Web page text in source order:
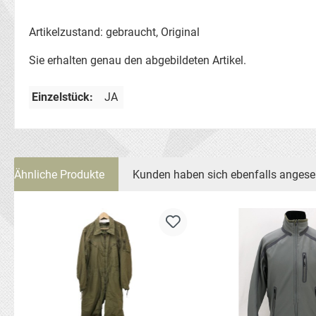
Artikelzustand: gebraucht, Original
Sie erhalten genau den abgebildeten Artikel.
Einzelstück: JA
Ähnliche Produkte Kunden haben sich ebenfalls
Produktgalerie überspringen